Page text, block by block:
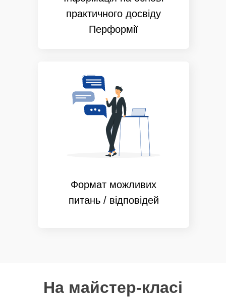
практичного досвіду
Перформії
Формат можливих
питань / відповідей
На майстер-класі